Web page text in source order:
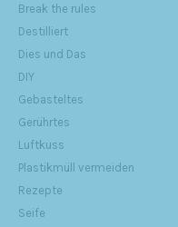
Break the rules
Destilliert
Dies und Das
DIY
Gebasteltes
Gerührtes
Luftkuss
Plastikmüll vermeiden
Rezepte
Seife